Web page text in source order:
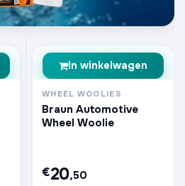
In winkelwagen
WHEEL WOOLIES
Braun Automotive
Wheel Woolie
€20,50